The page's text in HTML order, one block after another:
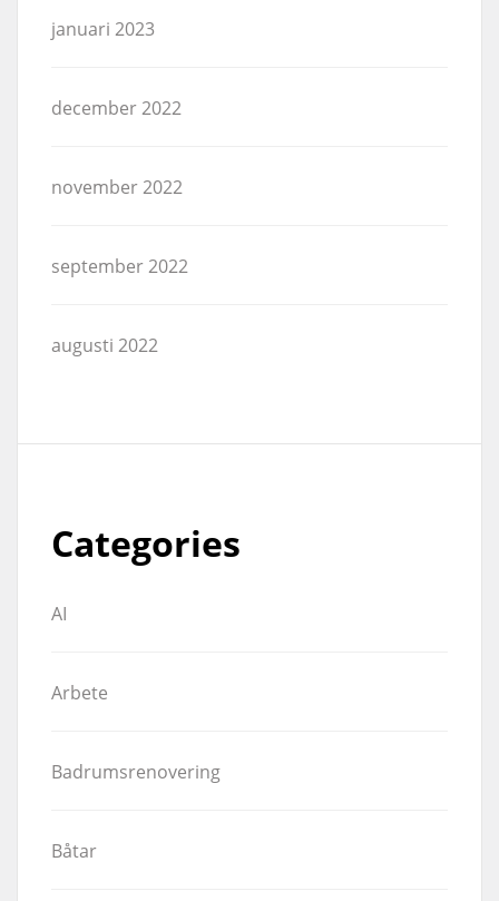
januari 2023
december 2022
november 2022
september 2022
augusti 2022
Categories
AI
Arbete
Badrumsrenovering
Båtar